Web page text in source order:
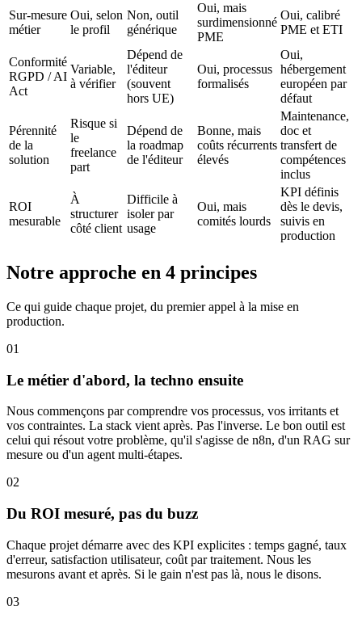
Sur-mesure
métier
Oui, selon
le profil
Non, outil
générique
Oui, mais
surdimensionné
PME
Oui, calibré
PME et ETI
Conformité
RGPD / AI
Act
Variable,
à vérifier
Dépend de
l'éditeur
(souvent
hors UE)
Oui, processus
formalisés
Oui,
hébergement
européen par
défaut
Pérennité
de la
solution
Risque si
le
freelance
part
Dépend de
la roadmap
de l'éditeur
Bonne, mais
coûts récurrents
élevés
Maintenance,
doc et
transfert de
compétences
inclus
ROI
mesurable
À
structurer
côté client
Difficile à
isoler par
usage
Oui, mais
comités lourds
KPI définis
dès le devis,
suivis en
production
Notre approche en 4 principes
Ce qui guide chaque projet, du premier appel à la mise en
production.
01
Le métier d'abord, la techno ensuite
Nous commençons par comprendre vos processus, vos irritants et
vos contraintes. La stack vient après. Pas l'inverse. Le bon outil est
celui qui résout votre problème, qu'il s'agisse de n8n, d'un RAG sur
mesure ou d'un agent multi-étapes.
02
Du ROI mesuré, pas du buzz
Chaque projet démarre avec des KPI explicites : temps gagné, taux
d'erreur, satisfaction utilisateur, coût par traitement. Nous les
mesurons avant et après. Si le gain n'est pas là, nous le disons.
03